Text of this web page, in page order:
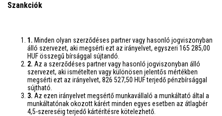
Szankciók
1. Minden olyan szerződéses partner vagy hasonló jogviszonyban
álló szervezet, aki megsérti ezt az irányelvet, egyszeri 165 285,00
HUF összegű bírsággal sújtandó.
2. Az a szerződéses partner vagy hasonló jogviszonyban álló
szervezet, aki ismételten vagy különösen jelentős mértékben
megsérti ezt az irányelvet, 826 527,50 HUF terjedő pénzbírsággal
sújtható.
3. Az ezen irányelvet megsértő munkavállaló a munkáltató által a
munkáltatónak okozott kárért minden egyes esetben az átlagbér
4,5-szereséig terjedő kártérítésre kötelezhető.